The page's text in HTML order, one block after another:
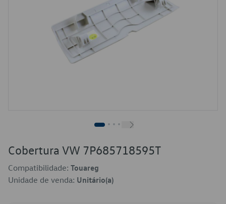
Cobertura VW 7P685718595T
Compatibilidade: Touareg
Unidade de venda: Unitário(a)